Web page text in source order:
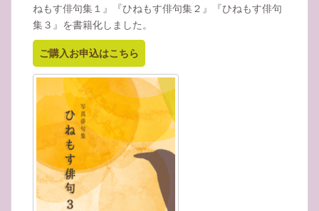
ねもす俳句集１』『ひねもす俳句集２』『ひねもす俳句
集３』を書籍化しました。
ご購入お申込はこちら